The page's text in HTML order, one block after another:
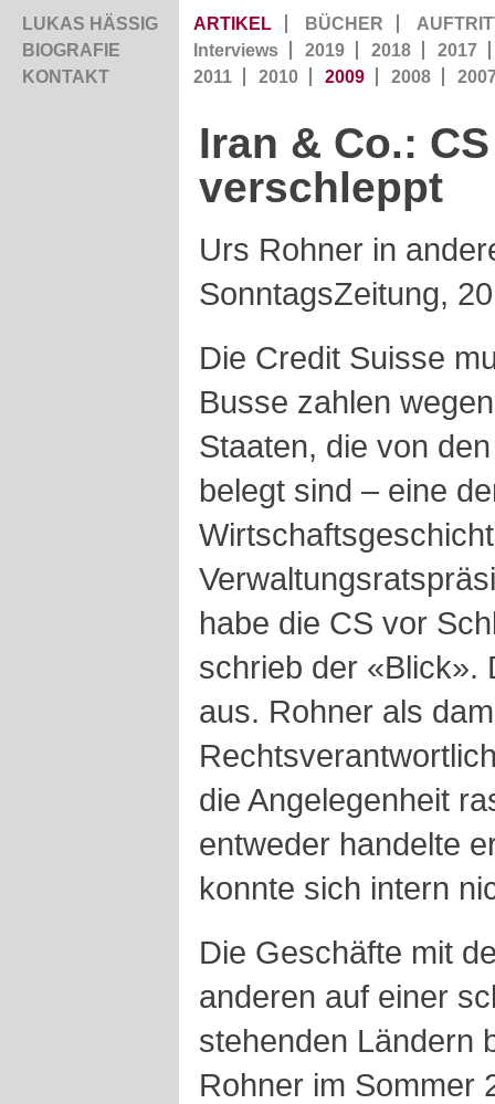
LUKAS HÄSSIG
BIOGRAFIE
KONTAKT
ARTIKEL BÜCHER
Interviews
2019 2018
2017
2011
2010 2009 2008
Iran & Co.:
verschleppt
Urs Rohner in
SonntagsZeitung,
Die Credit Suisse
Busse zahlen
Staaten, die von
belegt sind – eine
habe die CS vor
schrieb der «Blick».
aus. Rohner als
die Angelegenheit
entweder handelte
konnte sich intern
Die Geschäfte mit
anderen auf einer
stehenden Ländern
Rohner im Sommer